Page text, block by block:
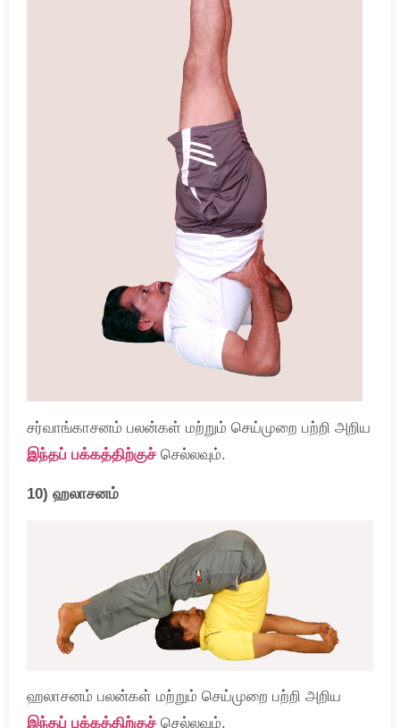
சர்வாங்காசனம் பலன்கள் மற்றும் செய்முறை பற்றி அறிய
இந்தப் பக்கத்திற்குச்செல்லவும்.
10) ஹலாசனம்
ஹலாசனம் பலன்கள் மற்றும் செய்முறை பற்றி அறிய
இந்தப் பக்கத்திற்குச்செல்லவும்.